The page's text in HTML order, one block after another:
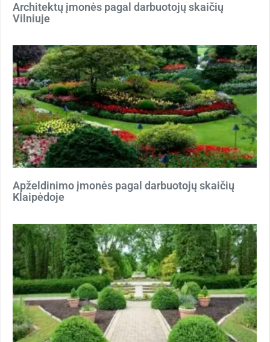
Architektų įmonės pagal darbuotojų skaičių
Vilniuje
Apželdinimo įmonės pagal darbuotojų skaičių
Klaipėdoje